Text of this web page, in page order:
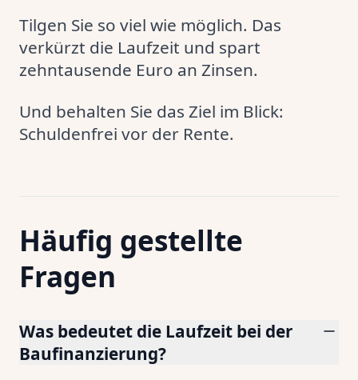
Tilgen Sie so viel wie möglich. Das
verkürzt die Laufzeit und spart
zehntausende Euro an Zinsen.
Und behalten Sie das Ziel im Blick:
Schuldenfrei vor der Rente.
Häufig gestellte
Fragen
Was bedeutet die Laufzeit bei der
Baufinanzierung?